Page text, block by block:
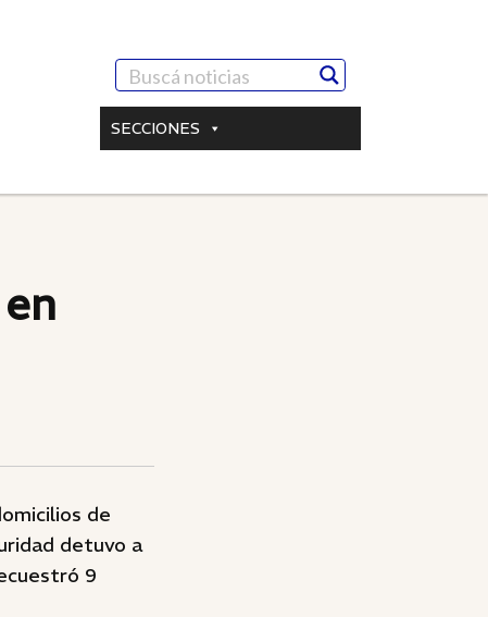
SECCIONES
de
detuvo a
9